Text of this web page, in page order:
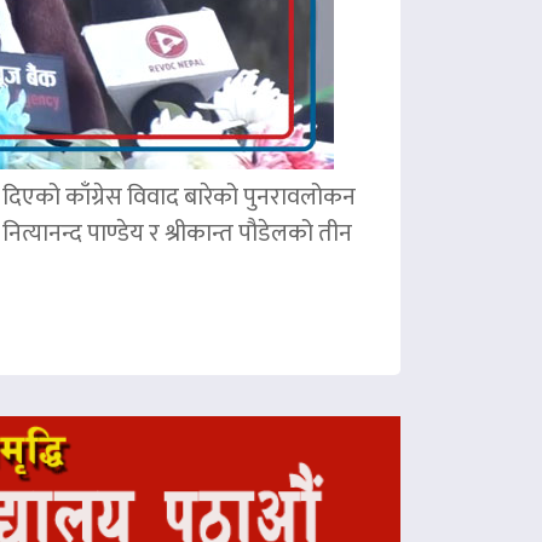
काँग्रेस विवाद बारेको पुनरावलोकन
पाण्डेय र श्रीकान्त पौडेलको तीन